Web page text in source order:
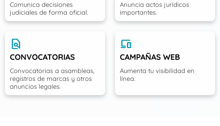
Comunica decisiones
judiciales de forma oficial.
Anuncia actos jurídicos
importantes.
find_in_page
CONVOCATORIAS
Convocatorias a asambleas,
registros de marcas y otros
anuncios legales.
devices
CAMPAÑAS WEB
Aumenta tu visibilidad en
línea.